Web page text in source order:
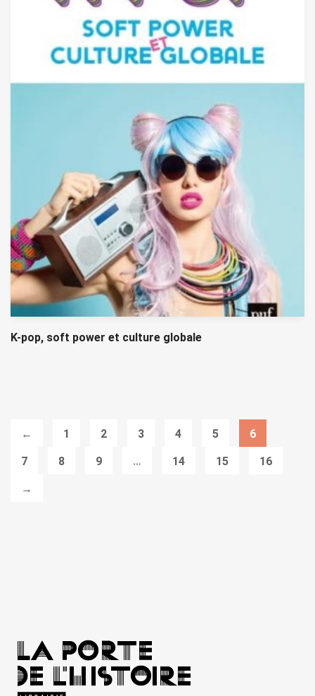
K-pop, soft power et culture globale
← 1 2 3 4 5 6
7 8 9 … 14 15 16
→